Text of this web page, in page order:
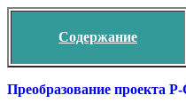
Содержание
Преобразование проекта